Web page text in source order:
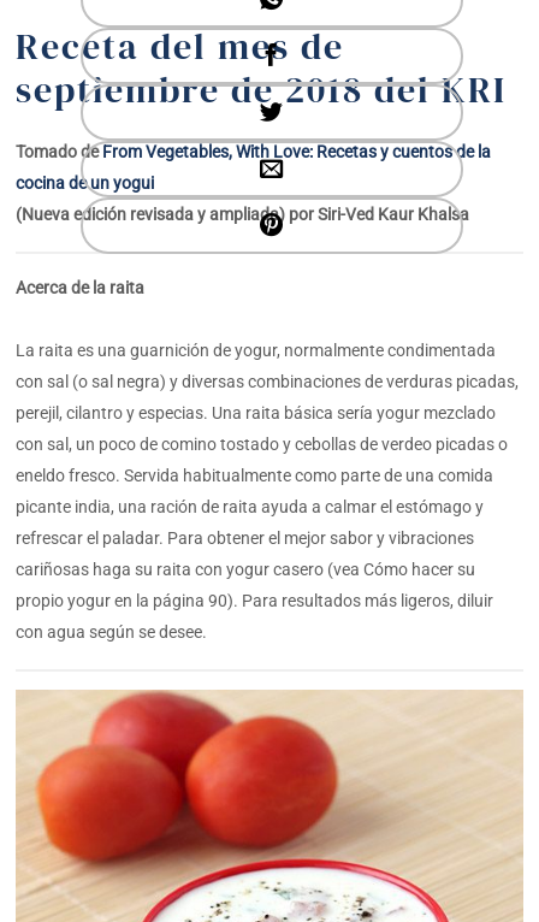
Receta del mes de
septiembre de 2018 del KRI
Tomado deFrom Vegetables, With Love: Recetas y cuentos de la
cocina de un yogui
(Nueva edición revisada y ampliada) por Siri-Ved Kaur Khalsa
Acerca de la raita
La raita es una guarnición de yogur, normalmente condimentada
con sal (o sal negra) y diversas combinaciones de verduras picadas,
perejil, cilantro y especias. Una raita básica sería yogur mezclado
con sal, un poco de comino tostado y cebollas de verdeo picadas o
eneldo fresco. Servida habitualmente como parte de una comida
picante india, una ración de raita ayuda a calmar el estómago y
refrescar el paladar. Para obtener el mejor sabor y vibraciones
cariñosas haga su raita con yogur casero (vea Cómo hacer su
propio yogur en la página 90). Para resultados más ligeros, diluir
con agua según se desee.